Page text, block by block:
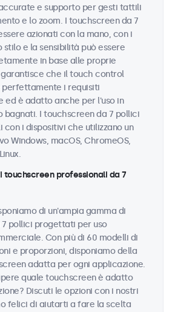
e supporto per gesti tattili
e lo zoom. I touchscreen da 7
azionati con la mano, con i
stilo e la sensibilità può essere
in base alle proprie
che il touch control
perfettamente i requisiti
ed è adatto anche per l'uso in
bagnati. I touchscreen da 7 pollici
con i dispositivi che utilizzano un
Windows, macOS, ChromeOS,
touchscreen professionali da 7
di un'ampia gamma di
pollici progettati per uso
Con più di 60 modelli di
e proporzioni, disponiamo della
adatta per ogni applicazione.
quale touchscreen è adatto
Discuti le opzioni con i nostri
felici di aiutarti a fare la scelta